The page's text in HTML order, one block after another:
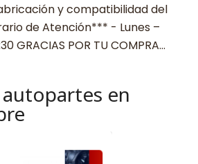
y compatibilidad del
de Atención*** - Lunes –
GRACIAS POR TU COMPRA…
en